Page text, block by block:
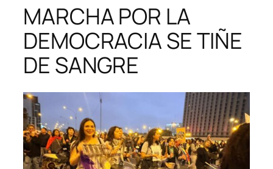
MARCHA POR LA
DEMOCRACIA SE TIÑE
DE SANGRE